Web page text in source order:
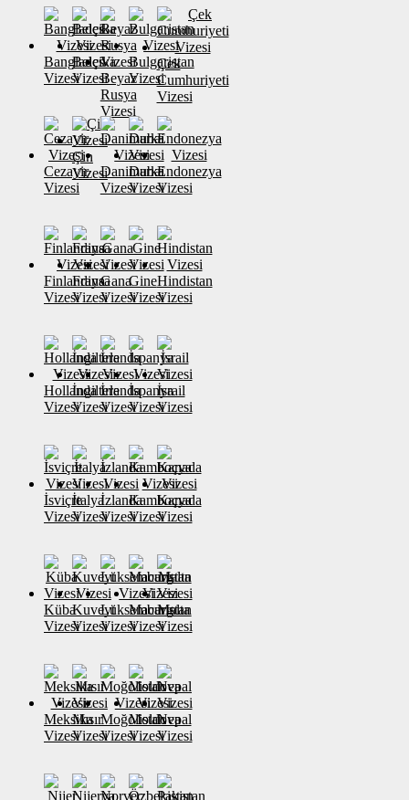
Banglades
Vizesi
Belçika
VizesiBeyaz
Rusya
Vizesi
Bulgaristan
Vizesi
Çek
Cumhuriyeti
Vizesi
Cezayir
Vizesi
Çin
VizesiDanimarka
Vizesi
Dubai
Vizesi
Endonezya
Vizesi
Finlandiya
Vizesi
Fransa
Vizesi
Gana
Vizesi
Gine
Vizesi
Hindistan
Vizesi
Hollanda
Vizesi
İngiltere
Vizesi
İrlanda
Vizesi
İspanya
Vizesi
İsrail
Vizesi
İsviçre
Vizesi
İtalya
Vizesi
İzlanda
Vizesi
Kamboçya
Vizesi
Kanada
Vizesi
Küba
Vizesi
Kuveyt
Vizesi
Lüksemburg
Vizesi
Macaristan
Vizesi
Malta
Vizesi
Meksika
Vizesi
Mısır
Vizesi
Moğolistan
Vizesi
Moldova
Vizesi
Nepal
Vizesi